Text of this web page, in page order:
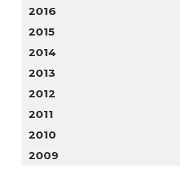
2016
2015
2014
2013
2012
2011
2010
2009